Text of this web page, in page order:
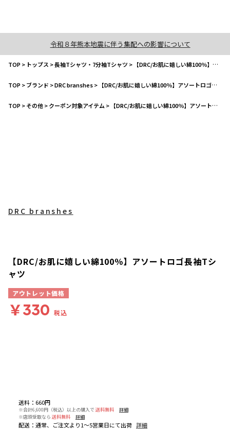
令和８年熊本地震に伴う集配への影響について
TOP> トップス >長袖Tシャツ・7分袖Tシャツ > 【DRC/お肌に嬉しい綿100％】アソートロゴ長袖Tシャツ
TOP>ブランド >DRC branshes> 【DRC/お肌に嬉しい綿100％】アソートロゴ長袖Tシャツ
TOP>その他>クーポン対象アイテム > 【DRC/お肌に嬉しい綿100％】アソートロゴ長袖Tシャツ
送料 ： 660円
※合計6,600円（税込）以上の購入で 送料無料
詳細
※店頭受取なら 送料無料 詳細
配送 ： 通常、ご注文より1～5営業日にて出荷 詳細
DRC branshes
【DRC/お肌に嬉しい綿100％】アソートロゴ長袖Tシ
ャツ
アウトレット価格
￥330 税込